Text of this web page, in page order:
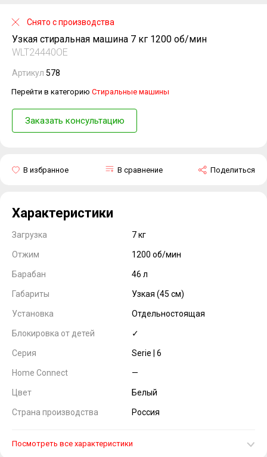
Узкая стиральная машина 7 кг 1200 об/мин
WLT24440OE
Артикул 578
Перейти в категорию Стиральные машины
Заказать консультацию
Поделиться
В сравнение
В избранное
Снято с производства
Характеристики
Загрузка 7 кг
Отжим 1200 об/мин
Барабан 46 л
Габариты Узкая (45 см)
Установка Отдельностоящая
Блокировка от детей ✓
Серия Serie | 6
Home Connect —
Цвет Белый
Страна производства Россия
Посмотреть все характеристики